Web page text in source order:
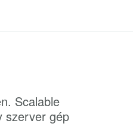
Scalable
szerver gép